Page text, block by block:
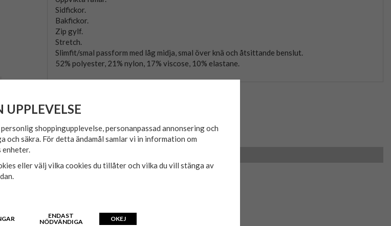
Sidfickor.
Bakfickor.
Zip gylf.
Stretch.
Slimfit/smal passform med låg midja, smal över knä och åtsittande benslut.
52% polyester, 21% nylon, 17% viscose, 10% elastane.
UPPLEVELSE
shoppingupplevelse, personanpassad annonsering och
säkra. För detta ändamål samlar vi in information om
enheter.
eller välj vilka cookies du tillåter och vilka du vill stänga av
ENDAST
NÖDVÄNDIGA
OKEJ